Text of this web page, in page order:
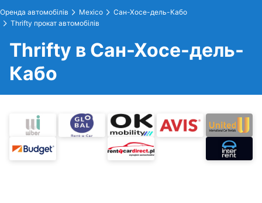
Оренда автомобілів Mexico
Сан-Хосе-дель-Кабо
Thrifty прокат автомобілів
Thrifty в Сан-Хосе-дель-
Кабо